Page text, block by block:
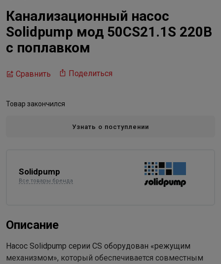
Канализационный насос
Solidpump мод 50CS21.1S 220В
с поплавком
Сравнить Поделиться
Товар закончился
Узнать о поступлении
Solidpump
Все товары бренда
Описание
Насос Solidpump серии СS оборудован «режущим
механизмом», который обеспечивается совместным